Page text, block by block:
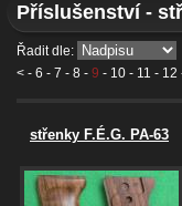
Příslušenství -
Řadit dle:
< - 6 - 7 - 8 - 9 - 10 - 11 - 12
střenky F.É.G. PA-63